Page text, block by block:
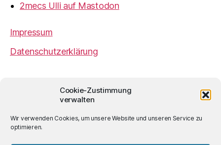
Cookie-Zustimmung
verwalten
Wir verwenden Cookies, um unsere Website und unseren Service zu
optimieren.
2mecs Ulli auf Mastodon
Impressum
Datenschutzerklärung
Ulrich Würdemannist sofern nicht
anders angegeben lizenziert unter einer
Creative
Lizenz.